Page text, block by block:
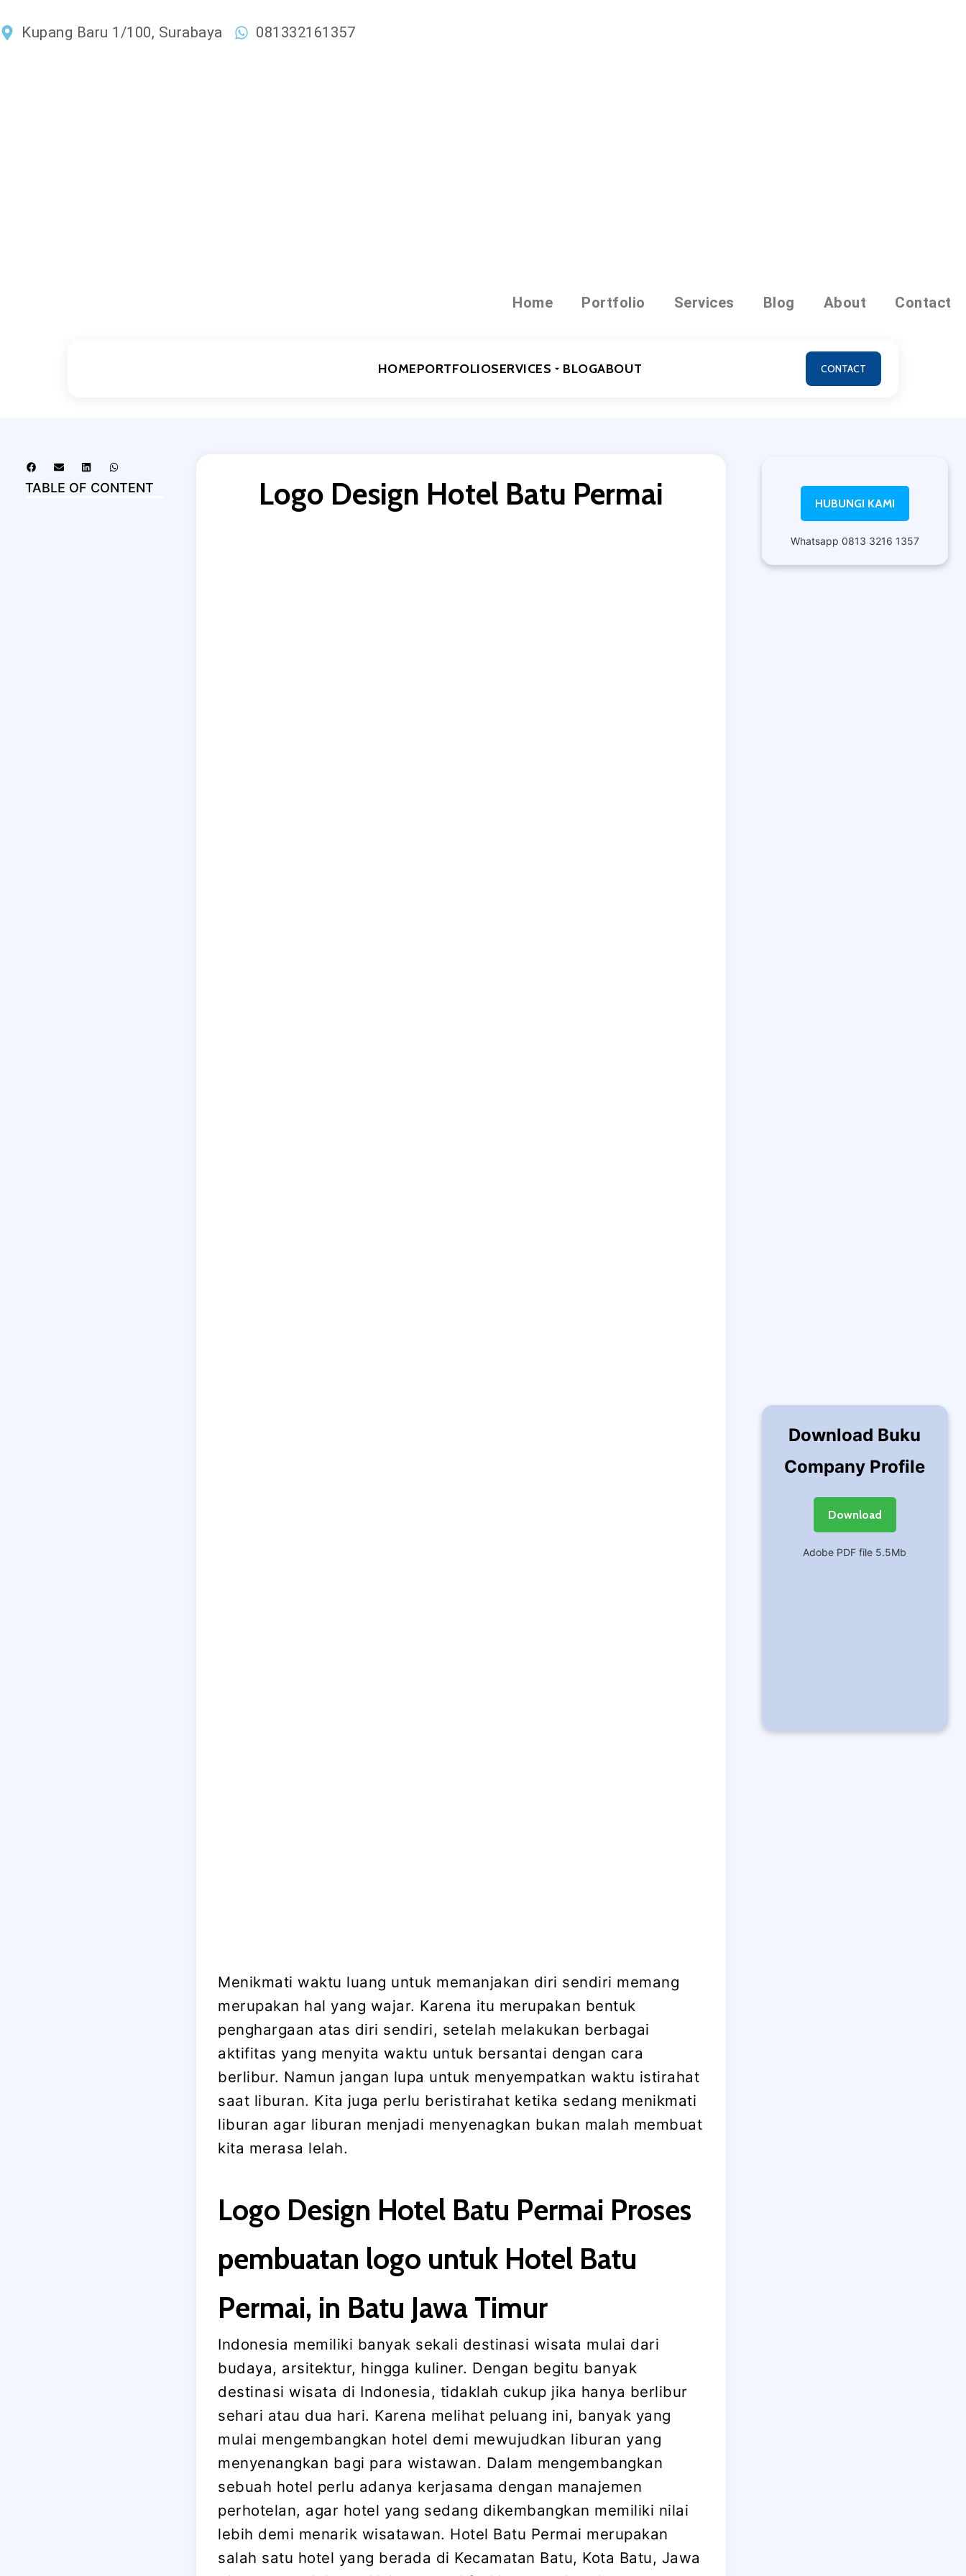
ke
Kupang Baru 1/100, Surabaya 081332161357
Home Portfolio Services Blog About Contact
HOMEPORTFOLIOSERVICES BLOGABOUT CONTACT
TABLE OF CONTENT Logo Design Hotel Batu Permai
Menikmati waktu luang untuk memanjakan diri sendiri memang
merupakan hal yang wajar. Karena itu merupakan bentuk
penghargaan atas diri sendiri, setelah melakukan berbagai
aktifitas yang menyita waktu untuk bersantai dengan cara
berlibur. Namun jangan lupa untuk menyempatkan waktu istirahat
saat liburan. Kita juga perlu beristirahat ketika sedang menikmati
liburan agar liburan menjadi menyenagkan bukan malah membuat
kita merasa lelah.
Logo Design Hotel Batu Permai Proses
pembuatan logo untuk Hotel Batu
Permai, in Batu Jawa Timur
Indonesia memiliki banyak sekali destinasi wisata mulai dari
budaya, arsitektur, hingga kuliner. Dengan begitu banyak
destinasi wisata di Indonesia, tidaklah cukup jika hanya berlibur
sehari atau dua hari. Karena melihat peluang ini, banyak yang
mulai mengembangkan hotel demi mewujudkan liburan yang
menyenangkan bagi para wistawan. Dalam mengembangkan
sebuah hotel perlu adanya kerjasama dengan manajemen
perhotelan, agar hotel yang sedang dikembangkan memiliki nilai
lebih demi menarik wisatawan. Hotel Batu Permai merupakan
salah satu hotel yang berada di Kecamatan Batu, Kota Batu, Jawa
HUBUNGI KAMI
Whatsapp 0813 3216 1357
Download Buku
Company Profile
Download
Adobe PDF file 5.5Mb